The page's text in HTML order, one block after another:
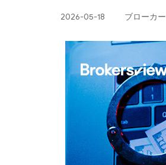
2026-05-18 ブローカ